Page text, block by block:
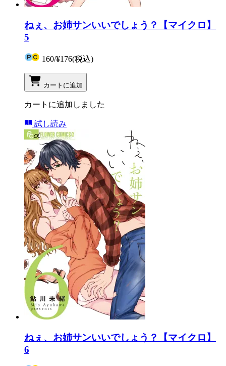
ねぇ、お姉サンいいでしょう？【マイクロ】
5
160/¥176(税込)
カートに追加
カートに追加しました
試し読み
ねぇ、お姉サンいいでしょう？【マイクロ】
6